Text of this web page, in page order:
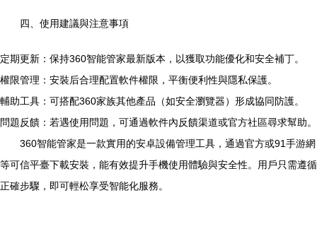
四、使用建議與注意事項
定期更新：保持360智能管家最新版本，以獲取功能優化和安全補丁。
權限管理：安裝后合理配置軟件權限，平衡便利性與隱私保護。
輔助工具：可搭配360家族其他產品（如安全瀏覽器）形成協同防護。
問題反饋：若遇使用問題，可通過軟件內反饋渠道或官方社區尋求幫助。
360智能管家是一款實用的安卓設備管理工具，通過官方或91手游網
等可信平臺下載安裝，能有效提升手機使用體驗與安全性。用戶只需遵循
正確步驟，即可輕松享受智能化服務。